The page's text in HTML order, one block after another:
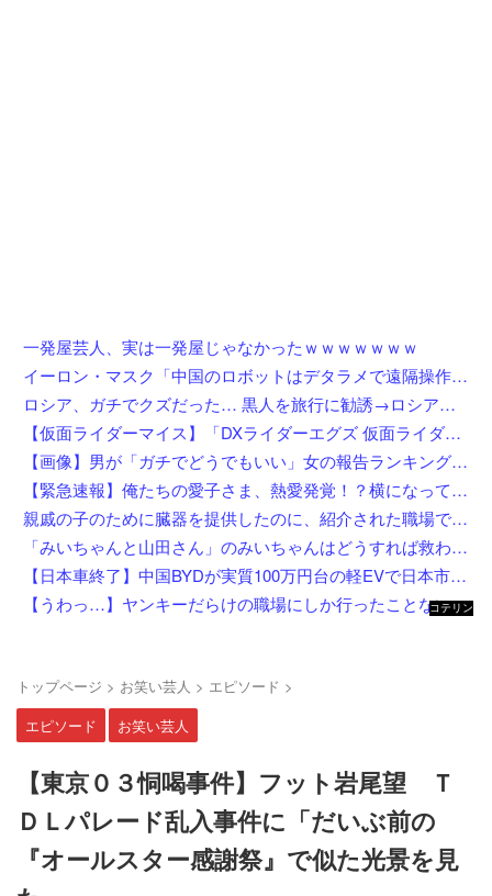
一発屋芸人、実は一発屋じゃなかったｗｗｗｗｗｗｗ
イーロン・マスク「中国のロボットはデタラメで遠隔操作してるだけ」
ロシア、ガチでクズだった… 黒人を旅行に勧誘→ロシア語で契約書にサインさせられる→前線で大量戦死
【仮面ライダーマイス】「DXライダーエグズ 仮面ライダーストア東京セット」仮面ライダーストアで発売決定
【画像】男が「ガチでどうでもいい」女の報告ランキング、圧倒的第１位と言えば『コレ』w w w w w w w w w w
【緊急速報】俺たちの愛子さま、熱愛発覚！？横になってしまう奴らが大量発生してしまう…
親戚の子のために臓器を提供したのに、紹介された職場でいじめられて右足に麻痺が残った…人助けして身体壊された挙句バカにされるとか胸糞すぎ
「みいちゃんと山田さん」のみいちゃんはどうすれば救われたのか
【日本車終了】中国BYDが実質100万円台の軽EVで日本市場に殴り込み
【うわっ…】ヤンキーだらけの職場にしか行ったことない奴にしか分からないことを集めてみたら闇が深過ぎた件w w w w w w w w w w
コテリン
トップページ > お笑い芸人 > エピソード >
エピソード
お笑い芸人
【東京０３恫喝事件】フット岩尾望 Ｔ
ＤＬパレード乱入事件に「だいぶ前の
『オールスター感謝祭』で似た光景を見